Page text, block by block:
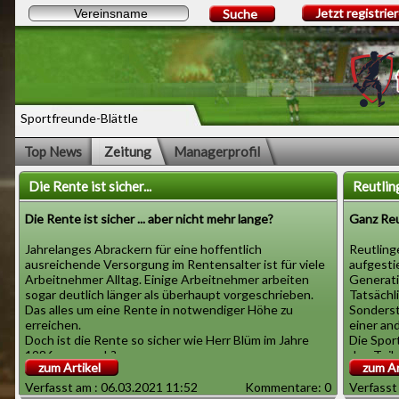
Sportfreunde-Blättle
Suche Jetzt
Top News Zeitung Managerprofil
Die Rente ist sicher...
Die Rente ist sicher ... aber nicht mehr lange?
Jahrelanges Abrackern für eine hoffentlich
ausreichende Versorgung im Rentensalter ist für viele
Arbeitnehmer Alltag. Einige Arbeitnehmer arbeiten
sogar deutlich länger als überhaupt vorgeschrieben.
Das alles um eine Rente in notwendiger Höhe zu
erreichen.
Doch ist die Rente so sicher wie Herr Blüm im Jahre
1986 versprach?
Die Zweifel bei den Sportfreunden nehmen zu. Der
Grund ist ein ganz nachvollziehbarer. In den
zum Artikel
Verfasst am : 06.03.2021 11:52
Kommentare: 0
Ganz
einer
Die
den
"Das ist
zum
Verfasst